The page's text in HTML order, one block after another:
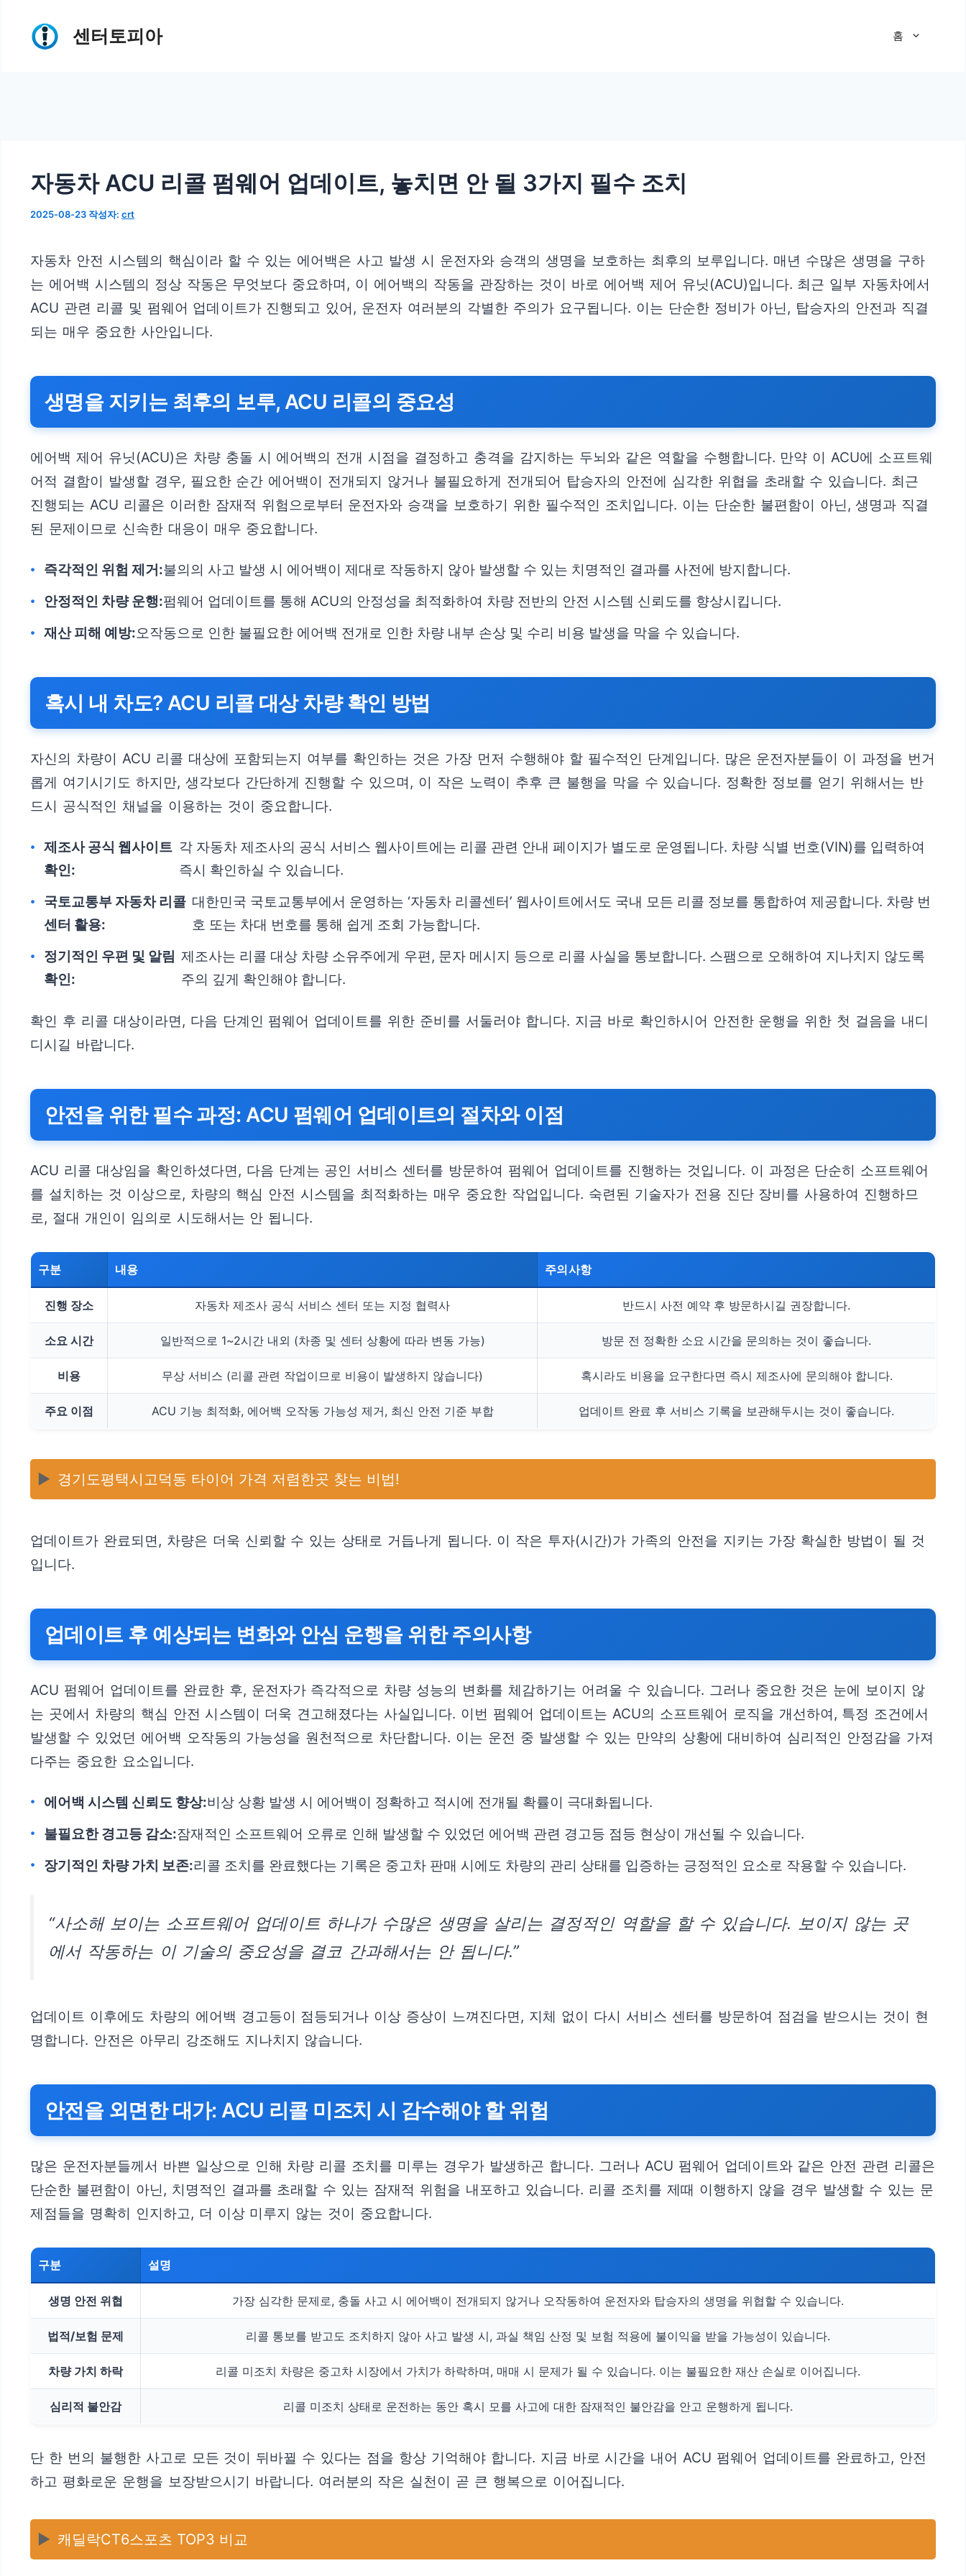
센터토피아 홈
자동차 ACU 리콜 펌웨어 업데이트, 놓치면 안 될 3가지 필수 조치
2025-08-23 작성자: crt
자동차 안전 시스템의 핵심이라 할 수 있는 에어백은 사고 발생 시 운전자와 승객의 생명을 보호하는 최후의 보루입니다. 매년 수많은 생명을 구하
는 에어백 시스템의 정상 작동은 무엇보다 중요하며, 이 에어백의 작동을 관장하는 것이 바로 에어백 제어 유닛(ACU)입니다. 최근 일부 자동차에서
ACU 관련 리콜 및 펌웨어 업데이트가 진행되고 있어, 운전자 여러분의 각별한 주의가 요구됩니다. 이는 단순한 정비가 아닌, 탑승자의 안전과 직결
되는 매우 중요한 사안입니다.
생명을 지키는 최후의 보루, ACU 리콜의 중요성
에어백 제어 유닛(ACU)은 차량 충돌 시 에어백의 전개 시점을 결정하고 충격을 감지하는 두뇌와 같은 역할을 수행합니다. 만약 이 ACU에 소프트웨
어적 결함이 발생할 경우, 필요한 순간 에어백이 전개되지 않거나 불필요하게 전개되어 탑승자의 안전에 심각한 위협을 초래할 수 있습니다. 최근
진행되는 ACU 리콜은 이러한 잠재적 위험으로부터 운전자와 승객을 보호하기 위한 필수적인 조치입니다. 이는 단순한 불편함이 아닌, 생명과 직결
된 문제이므로 신속한 대응이 매우 중요합니다.
즉각적인 위험 제거:불의의 사고 발생 시 에어백이 제대로 작동하지 않아 발생할 수 있는 치명적인 결과를 사전에 방지합니다.
안정적인 차량 운행:펌웨어 업데이트를 통해 ACU의 안정성을 최적화하여 차량 전반의 안전 시스템 신뢰도를 향상시킵니다.
재산 피해 예방:오작동으로 인한 불필요한 에어백 전개로 인한 차량 내부 손상 및 수리 비용 발생을 막을 수 있습니다.
혹시 내 차도? ACU 리콜 대상 차량 확인 방법
자신의 차량이 ACU 리콜 대상에 포함되는지 여부를 확인하는 것은 가장 먼저 수행해야 할 필수적인 단계입니다. 많은 운전자분들이 이 과정을 번거
롭게 여기시기도 하지만, 생각보다 간단하게 진행할 수 있으며, 이 작은 노력이 추후 큰 불행을 막을 수 있습니다. 정확한 정보를 얻기 위해서는 반
드시 공식적인 채널을 이용하는 것이 중요합니다.
제조사 공식 웹사이트
확인:
각 자동차 제조사의 공식 서비스 웹사이트에는 리콜 관련 안내 페이지가 별도로 운영됩니다. 차량 식별 번호(VIN)를 입력하여
즉시 확인하실 수 있습니다.
국토교통부 자동차 리콜
센터 활용:
대한민국 국토교통부에서 운영하는 ‘자동차 리콜센터’ 웹사이트에서도 국내 모든 리콜 정보를 통합하여 제공합니다. 차량 번
호 또는 차대 번호를 통해 쉽게 조회 가능합니다.
정기적인 우편 및 알림
확인:
제조사는 리콜 대상 차량 소유주에게 우편, 문자 메시지 등으로 리콜 사실을 통보합니다. 스팸으로 오해하여 지나치지 않도록
주의 깊게 확인해야 합니다.
확인 후 리콜 대상이라면, 다음 단계인 펌웨어 업데이트를 위한 준비를 서둘러야 합니다. 지금 바로 확인하시어 안전한 운행을 위한 첫 걸음을 내디
디시길 바랍니다.
안전을 위한 필수 과정: ACU 펌웨어 업데이트의 절차와 이점
ACU 리콜 대상임을 확인하셨다면, 다음 단계는 공인 서비스 센터를 방문하여 펌웨어 업데이트를 진행하는 것입니다. 이 과정은 단순히 소프트웨어
를 설치하는 것 이상으로, 차량의 핵심 안전 시스템을 최적화하는 매우 중요한 작업입니다. 숙련된 기술자가 전용 진단 장비를 사용하여 진행하므
로, 절대 개인이 임의로 시도해서는 안 됩니다.
구분 내용 주의사항
진행 장소 자동차 제조사 공식 서비스 센터 또는 지정 협력사 반드시 사전 예약 후 방문하시길 권장합니다.
소요 시간 일반적으로 1~2시간 내외 (차종 및 센터 상황에 따라 변동 가능) 방문 전 정확한 소요 시간을 문의하는 것이 좋습니다.
비용 무상 서비스 (리콜 관련 작업이므로 비용이 발생하지 않습니다) 혹시라도 비용을 요구한다면 즉시 제조사에 문의해야 합니다.
주요 이점 ACU 기능 최적화, 에어백 오작동 가능성 제거, 최신 안전 기준 부합 업데이트 완료 후 서비스 기록을 보관해두시는 것이 좋습니다.
▶️ 경기도평택시고덕동 타이어 가격 저렴한곳 찾는 비법!
업데이트가 완료되면, 차량은 더욱 신뢰할 수 있는 상태로 거듭나게 됩니다. 이 작은 투자(시간)가 가족의 안전을 지키는 가장 확실한 방법이 될 것
입니다.
업데이트 후 예상되는 변화와 안심 운행을 위한 주의사항
ACU 펌웨어 업데이트를 완료한 후, 운전자가 즉각적으로 차량 성능의 변화를 체감하기는 어려울 수 있습니다. 그러나 중요한 것은 눈에 보이지 않
는 곳에서 차량의 핵심 안전 시스템이 더욱 견고해졌다는 사실입니다. 이번 펌웨어 업데이트는 ACU의 소프트웨어 로직을 개선하여, 특정 조건에서
발생할 수 있었던 에어백 오작동의 가능성을 원천적으로 차단합니다. 이는 운전 중 발생할 수 있는 만약의 상황에 대비하여 심리적인 안정감을 가져
다주는 중요한 요소입니다.
에어백 시스템 신뢰도 향상:비상 상황 발생 시 에어백이 정확하고 적시에 전개될 확률이 극대화됩니다.
불필요한 경고등 감소:잠재적인 소프트웨어 오류로 인해 발생할 수 있었던 에어백 관련 경고등 점등 현상이 개선될 수 있습니다.
장기적인 차량 가치 보존:리콜 조치를 완료했다는 기록은 중고차 판매 시에도 차량의 관리 상태를 입증하는 긍정적인 요소로 작용할 수 있습니다.
“사소해 보이는 소프트웨어 업데이트 하나가 수많은 생명을 살리는 결정적인 역할을 할 수 있습니다. 보이지 않는 곳
에서 작동하는 이 기술의 중요성을 결코 간과해서는 안 됩니다.”
업데이트 이후에도 차량의 에어백 경고등이 점등되거나 이상 증상이 느껴진다면, 지체 없이 다시 서비스 센터를 방문하여 점검을 받으시는 것이 현
명합니다. 안전은 아무리 강조해도 지나치지 않습니다.
안전을 외면한 대가: ACU 리콜 미조치 시 감수해야 할 위험
많은 운전자분들께서 바쁜 일상으로 인해 차량 리콜 조치를 미루는 경우가 발생하곤 합니다. 그러나 ACU 펌웨어 업데이트와 같은 안전 관련 리콜은
단순한 불편함이 아닌, 치명적인 결과를 초래할 수 있는 잠재적 위험을 내포하고 있습니다. 리콜 조치를 제때 이행하지 않을 경우 발생할 수 있는 문
제점들을 명확히 인지하고, 더 이상 미루지 않는 것이 중요합니다.
구분 설명
생명 안전 위협 가장 심각한 문제로, 충돌 사고 시 에어백이 전개되지 않거나 오작동하여 운전자와 탑승자의 생명을 위협할 수 있습니다.
법적/보험 문제 리콜 통보를 받고도 조치하지 않아 사고 발생 시, 과실 책임 산정 및 보험 적용에 불이익을 받을 가능성이 있습니다.
차량 가치 하락 리콜 미조치 차량은 중고차 시장에서 가치가 하락하며, 매매 시 문제가 될 수 있습니다. 이는 불필요한 재산 손실로 이어집니다.
심리적 불안감 리콜 미조치 상태로 운전하는 동안 혹시 모를 사고에 대한 잠재적인 불안감을 안고 운행하게 됩니다.
단 한 번의 불행한 사고로 모든 것이 뒤바뀔 수 있다는 점을 항상 기억해야 합니다. 지금 바로 시간을 내어 ACU 펌웨어 업데이트를 완료하고, 안전
하고 평화로운 운행을 보장받으시기 바랍니다. 여러분의 작은 실천이 곧 큰 행복으로 이어집니다.
▶️ 캐딜락CT6스포츠 TOP3 비교